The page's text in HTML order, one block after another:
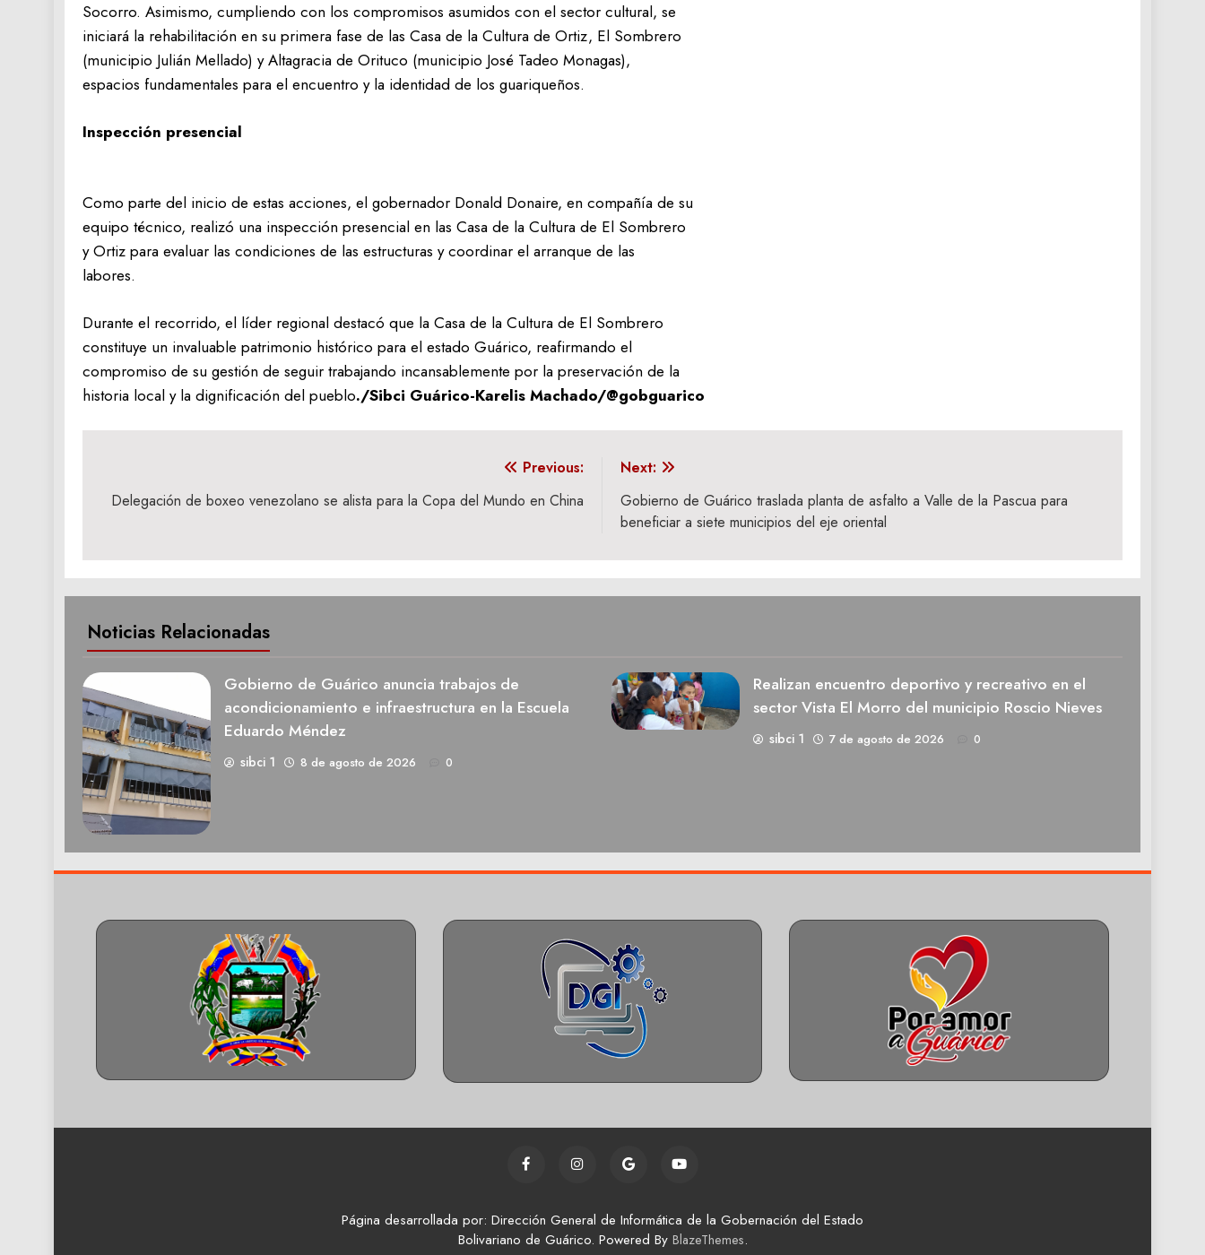
Socorro. Asimismo, cumpliendo con los compromisos asumidos con el sector cultural, se
iniciará la rehabilitación en su primera fase de las Casa de la Cultura de Ortiz, El Sombrero
(municipio Julián Mellado) y Altagracia de Orituco (municipio José Tadeo Monagas),
espacios fundamentales para el encuentro y la identidad de los guariqueños.
Inspección presencial
Como parte del inicio de estas acciones, el gobernador Donald Donaire, en compañía de su
equipo técnico, realizó una inspección presencial en las Casa de la Cultura de El Sombrero
y Ortiz para evaluar las condiciones de las estructuras y coordinar el arranque de las
labores.
Durante el recorrido, el líder regional destacó que la Casa de la Cultura de El Sombrero
constituye un invaluable patrimonio histórico para el estado Guárico, reafirmando el
compromiso de su gestión de seguir trabajando incansablemente por la preservación de la
historia local y la dignificación del pueblo./Sibci Guárico-Karelis Machado/@gobguarico
de
Previous:
Delegación de boxeo venezolano se alista para la Copa del Mundo en China
Next:
Gobierno de Guárico traslada planta de asfalto a Valle de la Pascua para
beneficiar a siete municipios del eje oriental
Noticias Relacionadas
Gobierno de Guárico anuncia trabajos de
acondicionamiento e infraestructura en la Escuela
Eduardo Méndez
sibci 1 8 de agosto de 2026 0
Realizan encuentro deportivo y recreativo en el
sector Vista El Morro del municipio Roscio Nieves
sibci 1 7 de agosto de 2026 0
Página desarrollada por: Dirección General de Informática de la Gobernación del Estado
Bolivariano de Guárico. Powered By BlazeThemes.